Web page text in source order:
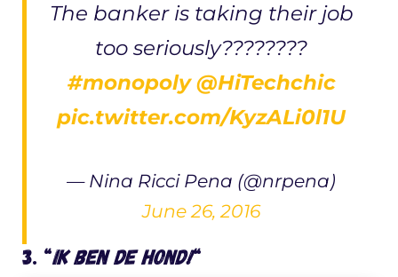
The banker is taking their job
too seriously????????
#monopoly @HiTechchic
pic.twitter.com/KyzALi0l1U
— Nina Ricci Pena (@nrpena)
June 26, 2016
3. “IK BEN DE HOND!“